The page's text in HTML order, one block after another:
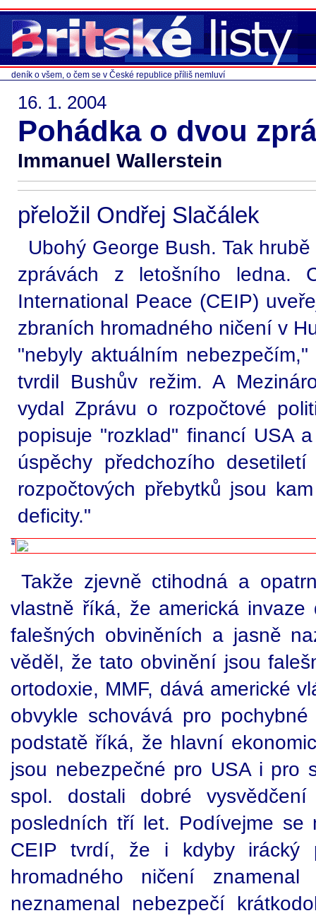
deník o všem, o čem se v České republice příliš nemluví
16. 1. 2004
Pohádka o dvou
Immanuel Wallerstein
přeložil Ondřej Slačálek
Ubohý George Bush. Tak
zprávách z letošního ledna.
International Peace (CEIP)
zbraních hromadného ničení v
"nebyly aktuálním
tvrdil Bushův režim. A
vydal Zprávu o rozpočtové
popisuje "rozklad" financí USA
úspěchy předchozího
rozpočtových přebytků jsou
deficity."
Takže zjevně ctihodná a
vlastně říká, že americká
falešných obviněních a jasně
věděl, že tato obvinění jsou
ortodoxie, MMF, dává americké
obvykle schovává pro
podstatě říká, že hlavní
jsou nebezpečné pro USA i pro
spol. dostali dobré
posledních tří let. Podívejme se
CEIP tvrdí, že i kdyby irácký
hromadného ničení znamenal
neznamenal nebezpečí